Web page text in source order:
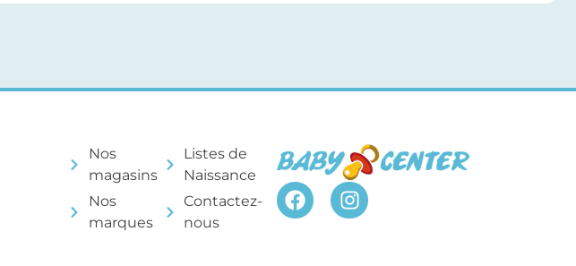
Nos
magasins
Nos
marques
Listes de
Naissance
Contactez-
nous